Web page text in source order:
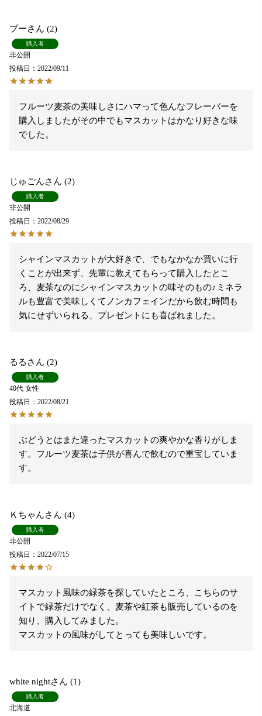
プー 2
購入者
非公開
投稿日
2022/09/11
フルーツ麦茶の美味しさにハマって色んなフレーバーを
購入しましたがその中でもマスカットはかなり好きな味
でした。
じゅごん 2
購入者
非公開
投稿日
2022/08/29
シャインマスカットが大好きで、でもなかなか買いに行
くことが出来ず、先輩に教えてもらって購入したとこ
ろ、麦茶なのにシャインマスカットの味そのもの♪ミネラ
ルも豊富で美味しくてノンカフェインだから飲む時間も
気にせずいられる、プレゼントにも喜ばれました。
るる 2
購入者
40代 女性
投稿日
2022/08/21
ぶどうとはまた違ったマスカットの爽やかな香りがしま
す。フルーツ麦茶は子供が喜んで飲むので重宝していま
す。
Ｋちゃん 4
購入者
非公開
投稿日
2022/07/15
マスカット風味の緑茶を探していたところ、こちらのサ
イトで緑茶だけでなく、麦茶や紅茶も販売しているのを
知り、購入してみました。
マスカットの風味がしてとっても美味しいです。
white night 1
購入者
北海道